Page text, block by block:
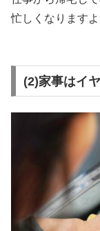
忙しくなりますよ
(2)家事はイ